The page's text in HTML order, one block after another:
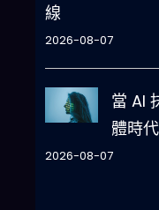
線
2026-08-07
當 AI
體時
2026-08-07